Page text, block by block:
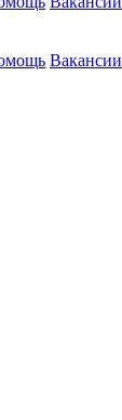
Вакансии